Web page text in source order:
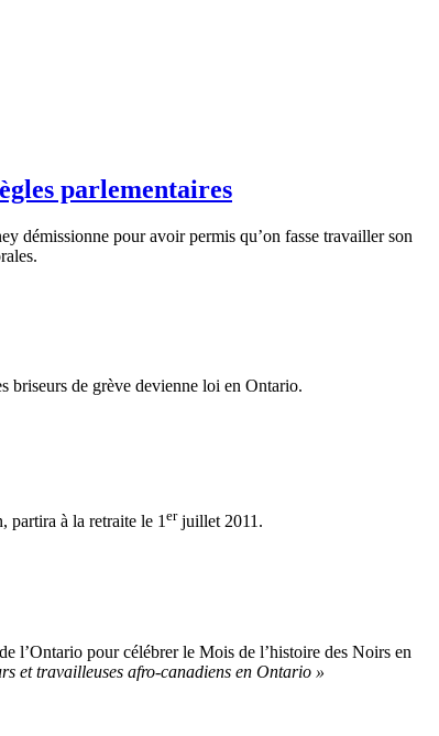
parlementaires
démissionne pouravoir permis qu’on fasse travaillerson
briseurs de grève devienne loi en Ontario.
partira à la retraite le 1erjuillet 2011.
l’Ontario pour célébrer le Mois de l’histoire des Noirs en
et travailleuses afro-canadiens en Ontario »